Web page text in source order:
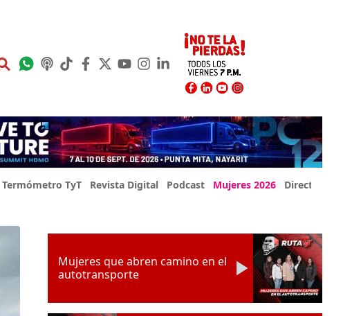
Termómetro TyT Revista Digital Podcast Mujeres 2026 Directorio Expo
Mujeres que abren camino en el
autotransporte